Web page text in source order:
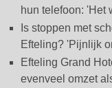
hun telefoon: 'Het
Is stoppen met
Efteling? 'Pijnlijk
Efteling Grand
evenveel omzet